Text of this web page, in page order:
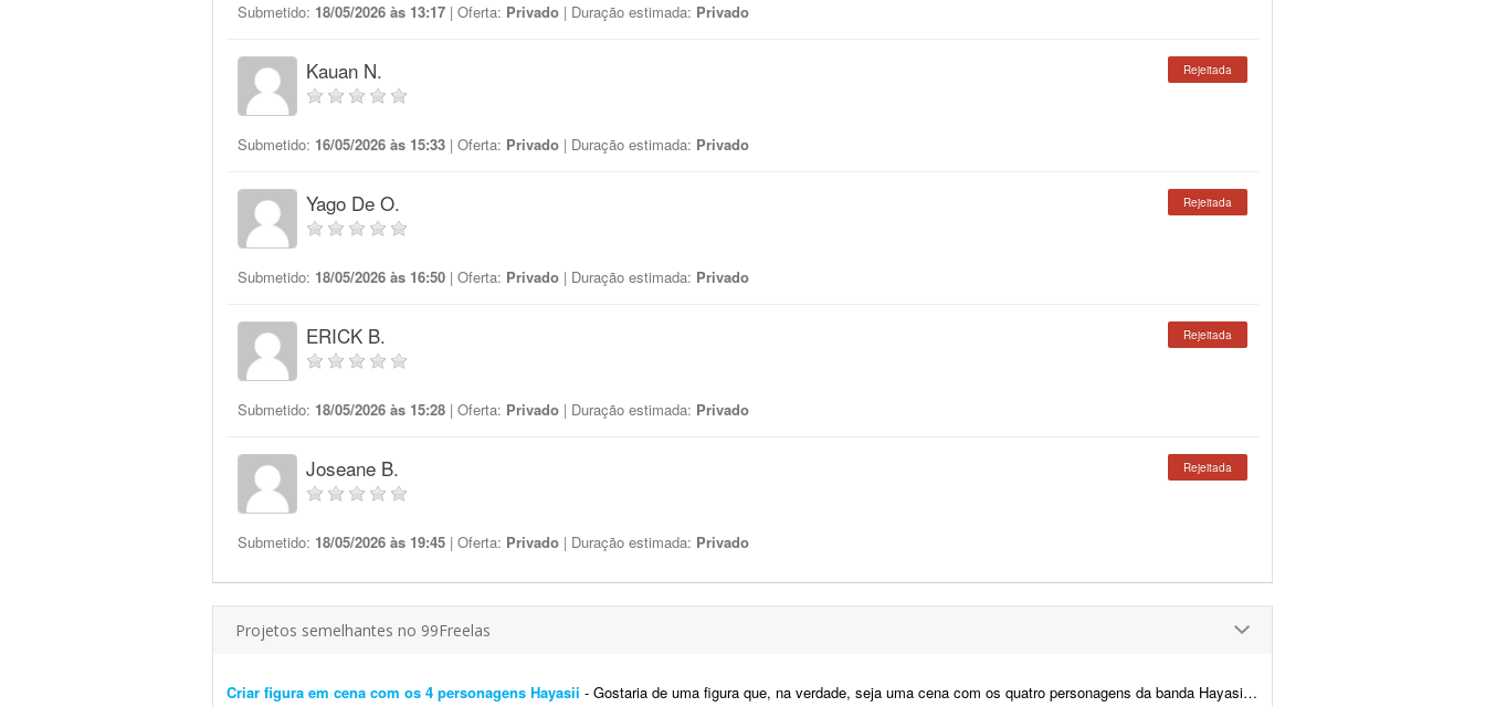
Submetido: 18/05/2026 às 13:17 | Oferta: Privado | Duração estimada: Privado
Kauan N. Rejeitada
Submetido: 16/05/2026 às 15:33 | Oferta: Privado | Duração estimada: Privado
Yago De O. Rejeitada
Submetido: 18/05/2026 às 16:50 | Oferta: Privado | Duração estimada: Privado
ERICK B. Rejeitada
Submetido: 18/05/2026 às 15:28 | Oferta: Privado | Duração estimada: Privado
Joseane B. Rejeitada
Submetido: 18/05/2026 às 19:45 | Oferta: Privado | Duração estimada: Privado
Projetos semelhantes no 99Freelas
Criar figura em cena com os 4 personagens Hayasii - Gostaria de uma figura que, na verdade, seja uma cena com os quatro personagens da banda Hayasii, de DanDaDan. A cena de referência está em anexo. Minha ideia é que os personage...